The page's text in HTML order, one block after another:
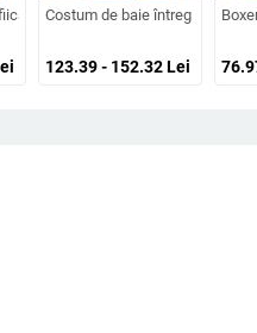
căptușeală dublă – set de înot
2024: bikini cu fustă, două piese
Costum de baie întreg pentru
123.39 - 152.32Lei